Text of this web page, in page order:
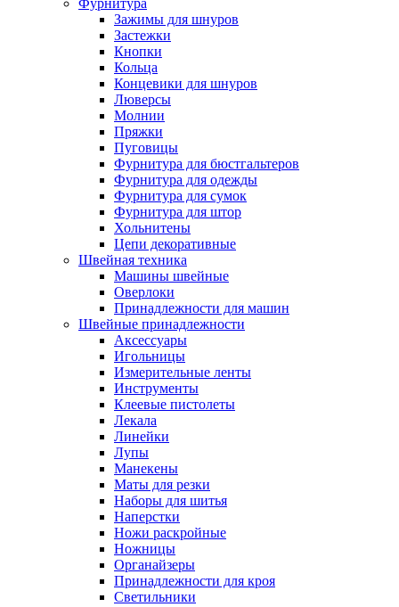
Фурнитура
Зажимы для шнуров
Застежки
Кнопки
Кольца
Концевики для шнуров
Люверсы
Молнии
Пряжки
Пуговицы
Фурнитура для бюстгальтеров
Фурнитура для одежды
Фурнитура для сумок
Фурнитура для штор
Хольнитены
Цепи декоративные
Швейная техника
Машины швейные
Оверлоки
Принадлежности для машин
Швейные принадлежности
Аксессуары
Игольницы
Измерительные ленты
Инструменты
Клеевые пистолеты
Лекала
Линейки
Лупы
Манекены
Маты для резки
Наборы для шитья
Наперстки
Ножи раскройные
Ножницы
Органайзеры
Принадлежности для кроя
Светильники